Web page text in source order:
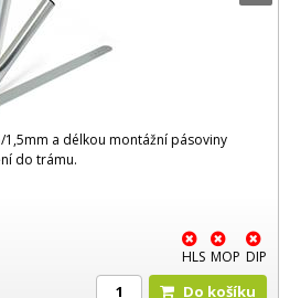
a délkou montážní pásoviny
do trámu.
HLS MOP DIP
Do košíku